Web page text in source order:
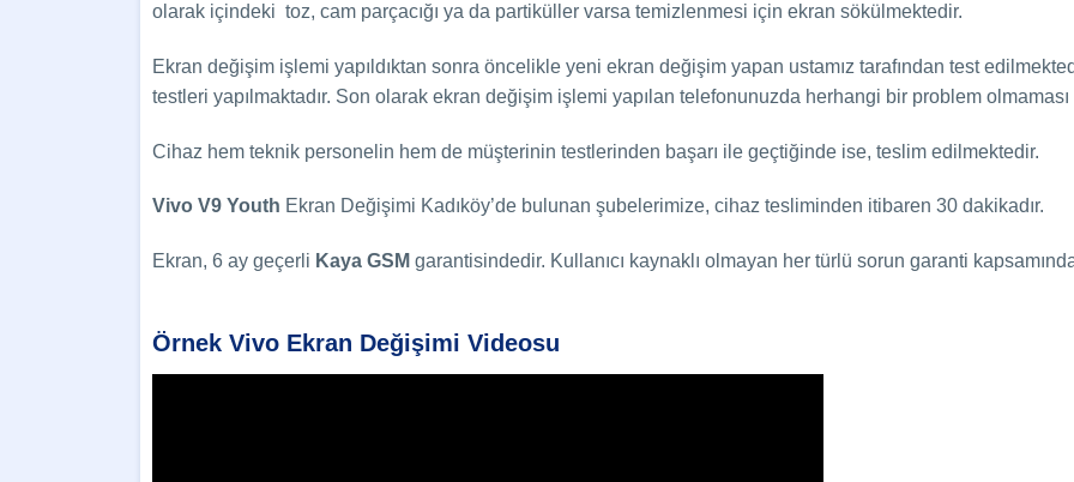
olarak içindeki toz, cam parçacığı ya da partiküller varsa temizlenmesi için ekran sökülmektedir.
Ekran değişim işlemi yapıldıktan sonra öncelikle yeni ekran değişim yapan ustamız tarafından test
testleri yapılmaktadır. Son olarak ekran değişim işlemi yapılan telefonunuzda herhangi bir problem
Cihaz hem teknik personelin hem de müşterinin testlerinden başarı ile geçtiğinde ise, teslim edilmektedir.
Vivo V9 Youth Ekran Değişimi Kadıköy’de bulunan şubelerimize, cihaz tesliminden itibaren 30 dakikadır.
Ekran, 6 ay geçerli Kaya GSM garantisindedir. Kullanıcı kaynaklı olmayan her türlü sorun garanti
Örnek Vivo Ekran Değişimi Videosu